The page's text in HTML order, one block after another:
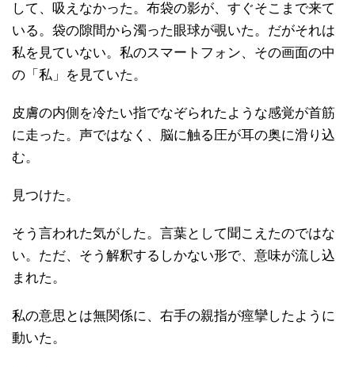
して、吸えなかった。布袋の影が、すぐそこまで来て
いる。袋の隙間から濁った眼球が覗いた。だがそれは
私を見ていない。私のスマートフォン、その画面の中
の「私」を見ていた。
皮膚の内側を冷たい指でなぞられたような感覚が首筋
に走った。声ではなく、脳に触る圧が耳の奥に滑り込
む。
見つけた。
そう言われた気がした。言葉として聞こえたのではな
い。ただ、そう解釈するしかない形で、意味が流し込
まれた。
私の意思とは無関係に、右手の親指が痙攣したように
動いた。